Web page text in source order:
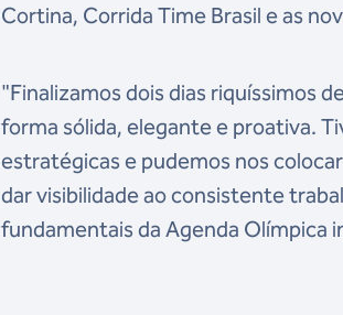
Cortina, Corrida Time Brasil e as
"Finalizamos dois dias riquíssimos
forma sólida, elegante e proativa.
estratégicas e pudemos nos
dar visibilidade ao consistente
fundamentais da Agenda Olímpica